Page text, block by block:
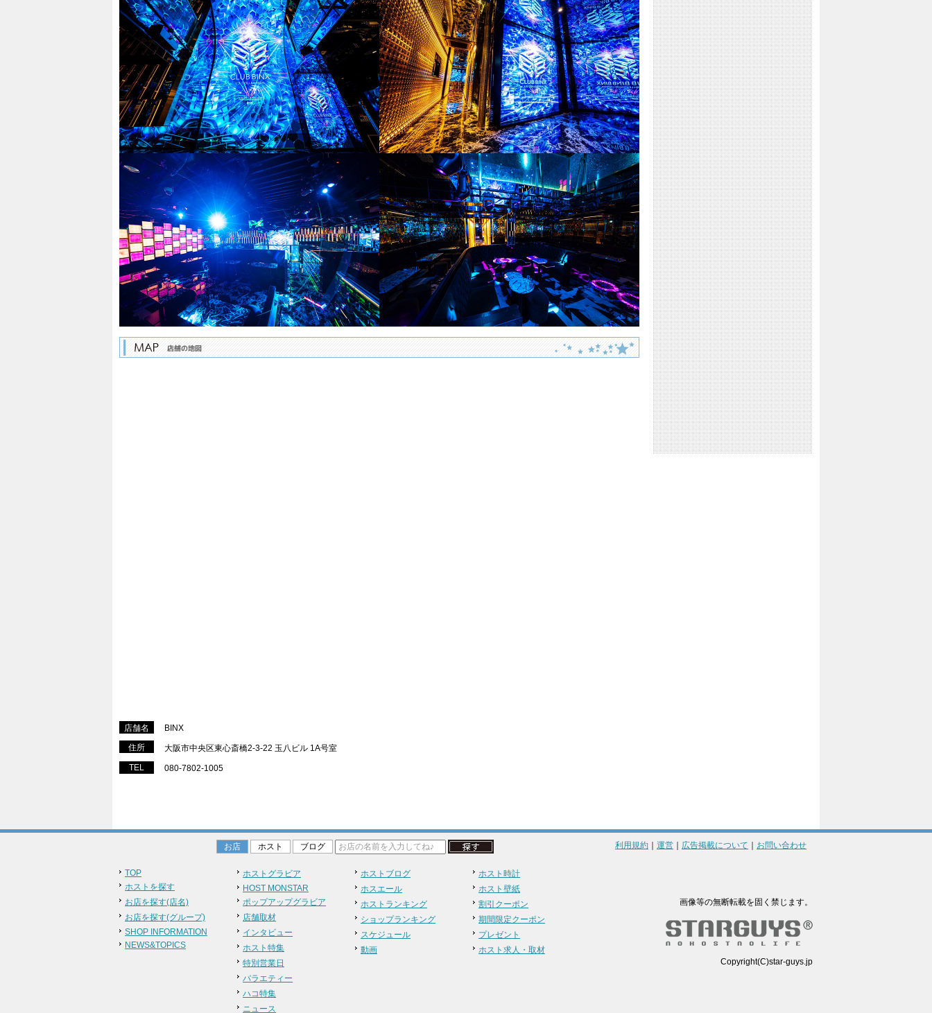
店舗名
BINX
住所
大阪市中央区東心斎橋2-3-22 玉八ビル 1A号室
TEL
080-7802-1005
お店 ホスト ブログ
TOP
ホストを探す
お店を探す(店名)
お店を探す(グループ)
SHOP INFORMATION
NEWS&TOPICS
ホストグラビア
HOST MONSTAR
ポップアップグラビア
店舗取材
インタビュー
ホスト特集
特別営業日
バラエティー
ハコ特集
ニュース
ホストブログ
ホスエール
ホストランキング
ショップランキング
スケジュール
動画
ホスト時計
ホスト壁紙
割引クーポン
期間限定クーポン
プレゼント
ホスト求人・取材
利用規約 運営 広告掲載について お問い合わせ
画像等の無断転載を固く禁じます。
Copyright(C)star-guys.jp